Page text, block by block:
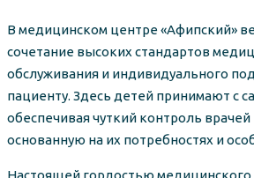
В медицинском центре «Афипский»
сочетание высоких стандартов
обслуживания и индивидуального
пациенту. Здесь детей принимают с
обеспечивая чуткий контроль врачей
основанную на их потребностях и
Настоящей гордостью медицинского